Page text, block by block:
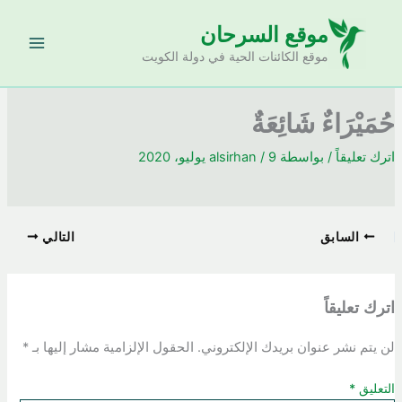
موقع السرحان
موقع الكائنات الحية في دولة الكويت
حُمَيْرَاءٌ شَائِعَةٌ
اترك تعليقاً / بواسطة alsirhan/ 9 يوليو، 2020
السابق التالي
اترك تعليقاً
لن يتم نشر عنوان بريدك الإلكتروني. الحقول الإلزامية مشار إليها بـ *
التعليق *